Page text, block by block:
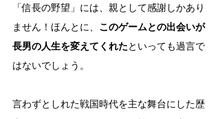
「信長の野望」には、親として感謝しかあり
ません！ほんとに、 このゲームとの出会いが
長男の人生を変えてくれたといっても過言で
はないでしょう。
言わずとしれた戦国時代を主な舞台にした歴